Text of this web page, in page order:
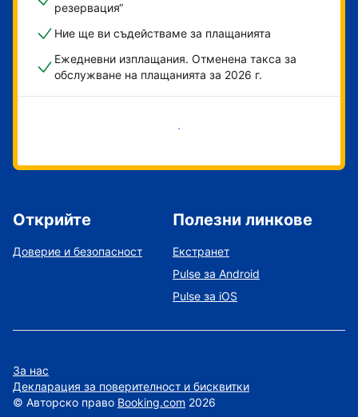
резервация“
Ние ще ви съдействаме за плащанията
Ежедневни изплащания. Отменена такса за
обслужване на плащанията за 2026 г.
Начало
Открийте
Доверие и безопасност
Полезни линкове
Екстранет
Pulse за Android
Pulse за iOS
За нас
Декларация за поверителност и бисквитки
© Авторско право Booking.com 2026